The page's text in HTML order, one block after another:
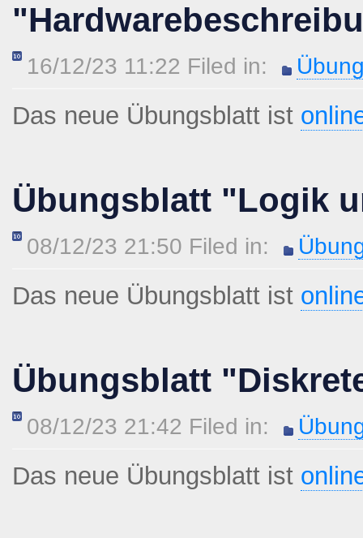
16/12/23 11:22 Filed in:
Das neue Übungsblatt ist
Übungsblatt "Logik
08/12/23 21:50 Filed in:
Das neue Übungsblatt ist
Übungsblatt
08/12/23 21:42 Filed in:
Das neue Übungsblatt ist